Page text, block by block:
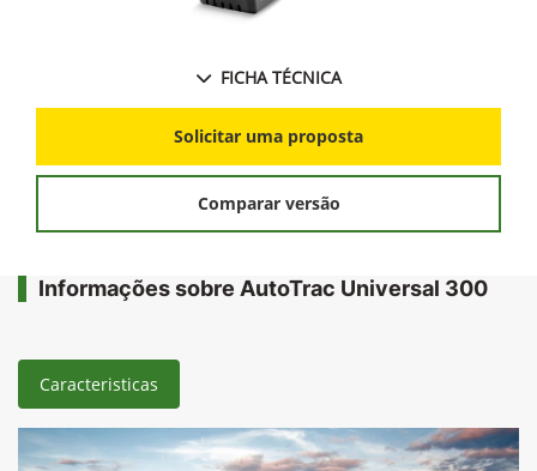
FICHA TÉCNICA
Solicitar uma proposta
Comparar versão
Informações sobre AutoTrac Universal 300
Caracteristicas